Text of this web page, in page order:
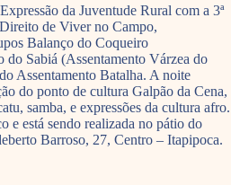
da Juventude Rural com a 3ª
de Viver no Campo,
Balanço do Coqueiro
do Sabiá (Assentamento Várzea do
Assentamento Batalha. A noite
do ponto de cultura Galpão da Cena,
samba, e expressões da cultura afro.
e está sendo realizada no pátio do
Barroso, 27, Centro – Itapipoca.